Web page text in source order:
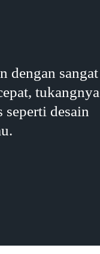
dengan sangat
tukangnya
seperti desain